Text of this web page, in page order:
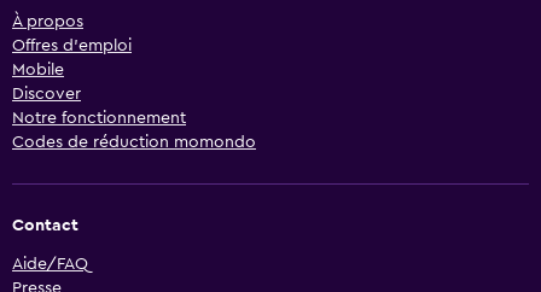
À propos
Offres d’emploi
Mobile
Discover
Notre fonctionnement
Codes de réduction momondo
Contact
Aide/FAQ